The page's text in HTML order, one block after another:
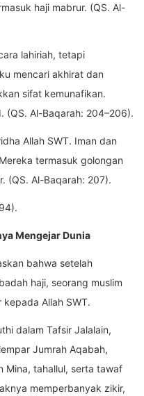
haji mabrur. (QS. Al-
lahiriah, tetapi
mencari akhirat dan
sifat kemunafikan.
(QS. Al-Baqarah: 204–206).
Allah SWT. Iman dan
termasuk golongan
(QS. Al-Baqarah: 207).
Mengejar Dunia
bahwa setelah
haji, seorang muslim
Allah SWT.
dalam Tafsir Jalalain,
Jumrah Aqabah,
Mina, tahallul, serta tawaf
memperbanyak zikir,